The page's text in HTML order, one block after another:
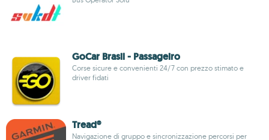
GoCar Brasil - Passageiro
Corse sicure e convenienti 24/7 con prezzo stimato e
driver fidati
Tread®
Navigazione di gruppo e sincronizzazione percorsi per